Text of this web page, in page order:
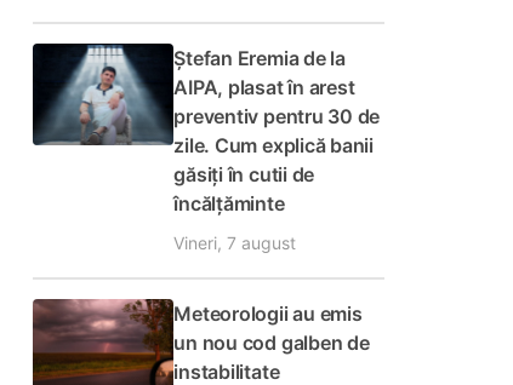
Ștefan Eremia de la
AIPA, plasat în arest
preventiv pentru 30 de
zile. Cum explică banii
găsiți în cutii de
încălțăminte
Vineri, 7 august
Meteorologii au emis
un nou cod galben de
instabilitate